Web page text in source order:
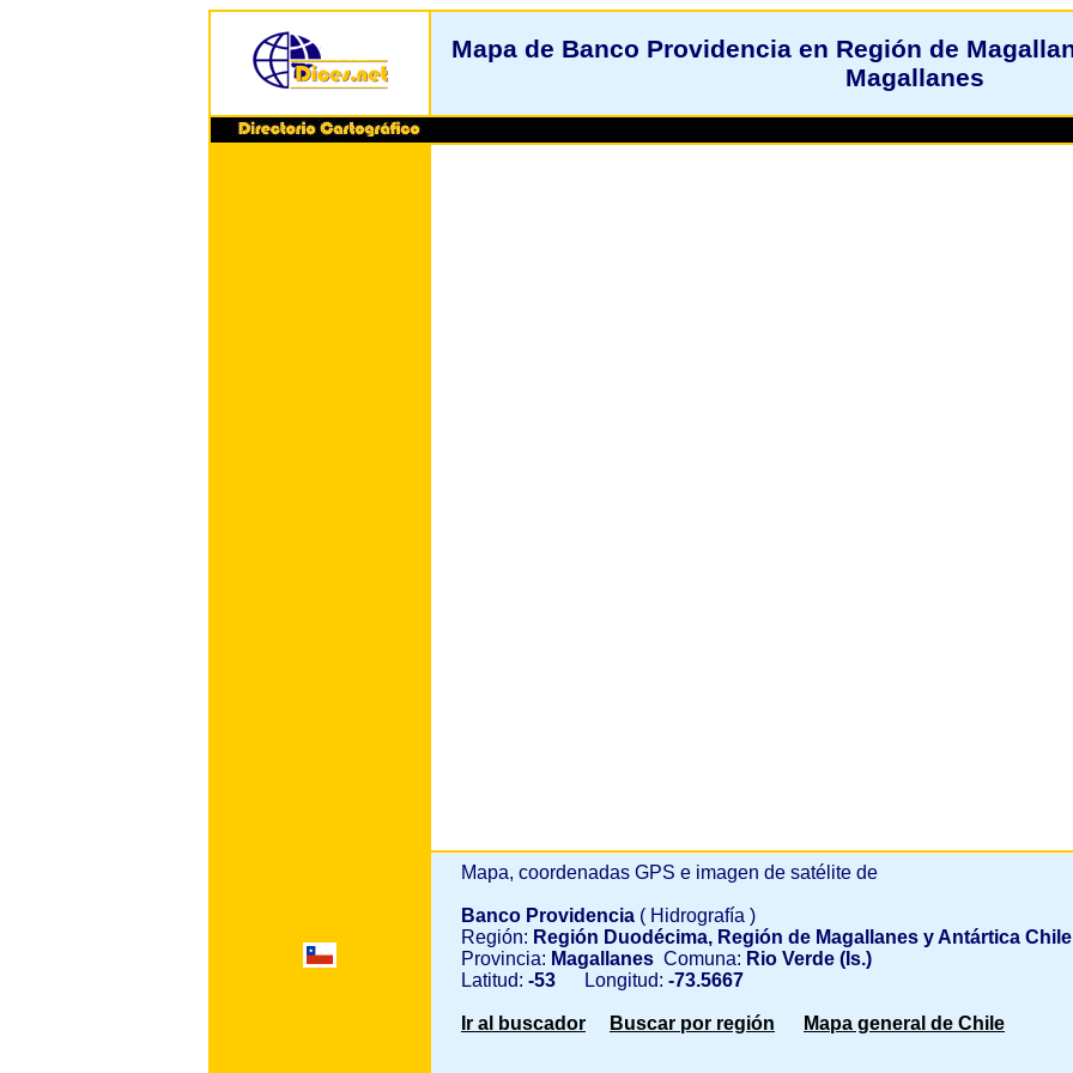
Mapa de Banco Providencia en Región de
Magallanes
Mapa, coordenadas GPS e imagen de satélite de
Banco Providencia ( Hidrografía )
Región: Región Duodécima, Región de Magallanes y Antártica
Provincia: Magallanes Comuna: Rio Verde (Is.)
Latitud: -53 Longitud: -73.5667
Ir al buscador Buscar por región Mapa general de Chile